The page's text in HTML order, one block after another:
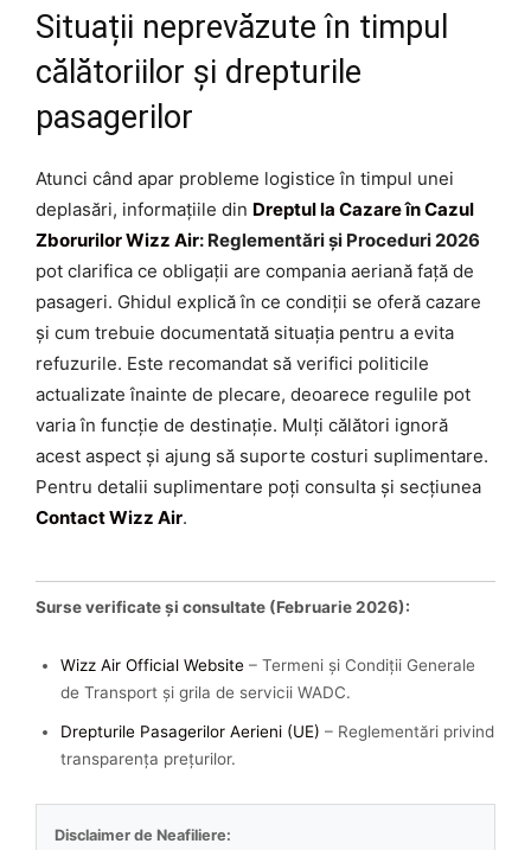
Situații neprevăzute în timpul
călătoriilor și drepturile
pasagerilor
Atunci când apar probleme logistice în timpul unei
deplasări, informațiile din Dreptul la Cazare în Cazul
Zborurilor Wizz Air: Reglementări și Proceduri 2026
pot clarifica ce obligații are compania aeriană față de
pasageri. Ghidul explică în ce condiții se oferă cazare
și cum trebuie documentată situația pentru a evita
refuzurile. Este recomandat să verifici politicile
actualizate înainte de plecare, deoarece regulile pot
varia în funcție de destinație. Mulți călători ignoră
acest aspect și ajung să suporte costuri suplimentare.
Pentru detalii suplimentare poți consulta și secțiunea
Contact Wizz Air.
Surse verificate și consultate (Februarie 2026):
Wizz Air Official Website – Termeni și Condiții Generale
de Transport și grila de servicii WADC.
Drepturile Pasagerilor Aerieni (UE) – Reglementări privind
transparența prețurilor.
Disclaimer de Neafiliere: